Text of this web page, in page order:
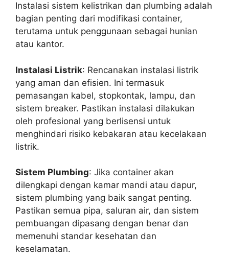
Instalasi sistem kelistrikan dan plumbing adalah
bagian penting dari modifikasi container,
terutama untuk penggunaan sebagai hunian
atau kantor.
Instalasi Listrik: Rencanakan instalasi listrik
yang aman dan efisien. Ini termasuk
pemasangan kabel, stopkontak, lampu, dan
sistem breaker. Pastikan instalasi dilakukan
oleh profesional yang berlisensi untuk
menghindari risiko kebakaran atau kecelakaan
listrik.
Sistem Plumbing: Jika container akan
dilengkapi dengan kamar mandi atau dapur,
sistem plumbing yang baik sangat penting.
Pastikan semua pipa, saluran air, dan sistem
pembuangan dipasang dengan benar dan
memenuhi standar kesehatan dan
keselamatan.